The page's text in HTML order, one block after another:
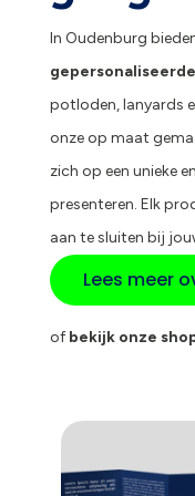
In Oudenburg
potloden, lanyards
onze op maat
zich op een unieke
presenteren. Elk
aan te sluiten bij
Lees meer
ofbekijk onze